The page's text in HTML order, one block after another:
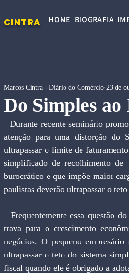
CINTRA HOME BIOGRAFIA
Do Simples
Marcos Cintra - Diário do Comércio 23 de
atenção para uma distorção do
ultrapassar o limite de
simplificado de recolhimento de
burocrático e que impõe maior
paulistas deverão ultrapassar o
trava para o crescimento
negócios. O pequeno
ultrapassar o teto do sistema
fiscal quando ele é obrigado a